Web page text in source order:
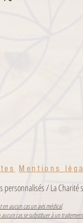
Men tions
/ La Charité
aucun cas un avis médical.
cas se substituer à un